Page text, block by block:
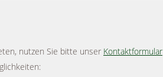
nutzen Sie bitte unser Kontaktformular